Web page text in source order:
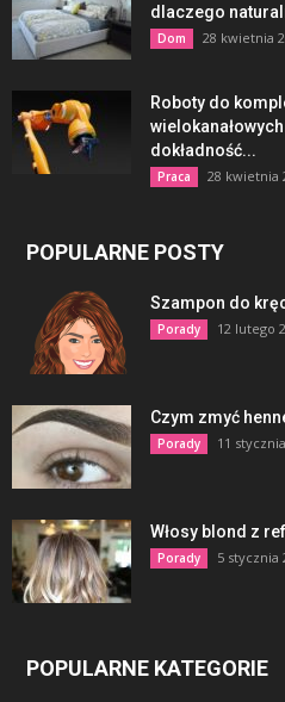
dlaczego
Dom 28 kwietnia
Roboty do
dokładność...
Praca 28 kwietnia
POPULARNE POSTY
Szampon do
Porady 12 lutego
Czym zmyć
Porady 11
Włosy blond z
Porady 5 stycznia
POPULARNE KATEGORIE